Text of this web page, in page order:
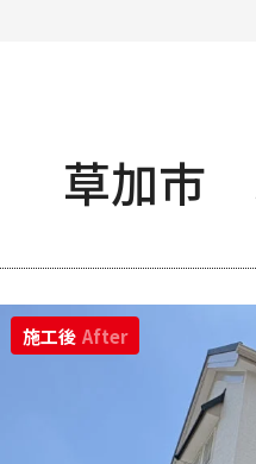
草加市
施工後 After